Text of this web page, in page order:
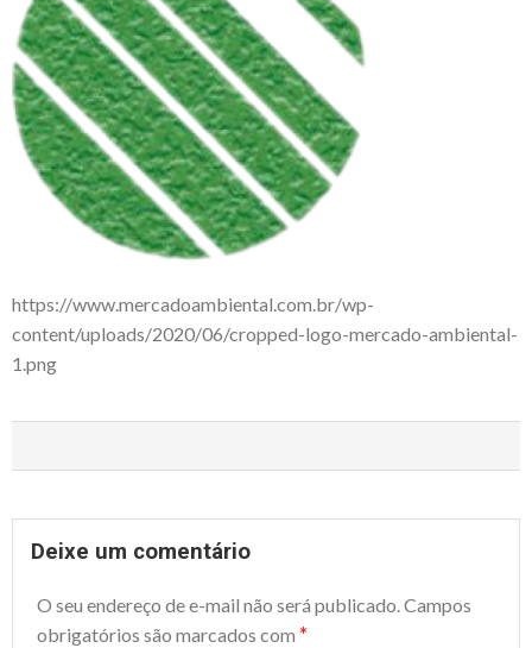
https://www.mercadoambiental.com.br/wp-
content/uploads/2020/06/cropped-logo-mercado-ambiental-
1.png
Deixe um comentário
O seu endereço de e-mail não será publicado. Campos
obrigatórios são marcados com *